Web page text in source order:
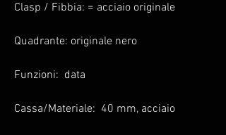
Clasp / Fibbia: = acciaio originale
Quadrante: originale nero
Funzioni: data
Cassa/Materiale: 40 mm, acciaio